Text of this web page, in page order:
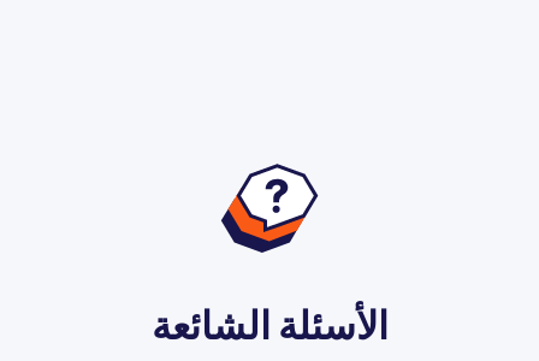
الأسئلة الشائعة